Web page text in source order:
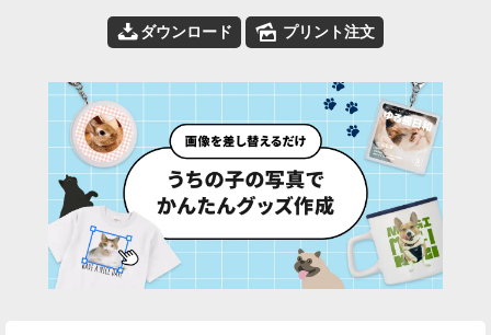
📥ダウンロード 🌄 プリント注文